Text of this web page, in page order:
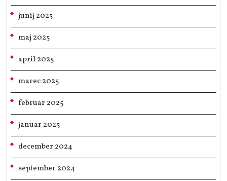
junij 2025
maj 2025
april 2025
marec 2025
februar 2025
januar 2025
december 2024
september 2024